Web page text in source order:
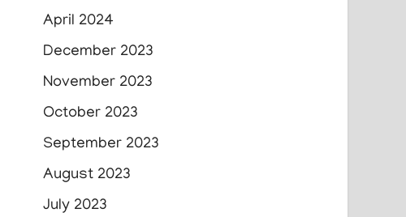
April 2024
December 2023
November 2023
October 2023
September 2023
August 2023
July 2023